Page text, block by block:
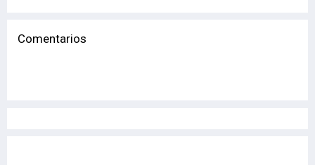
Comentarios